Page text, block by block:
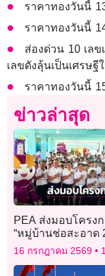
ราคาทองวันนี้
ราคาทองวันนี้
ส่องด่วน 10 เล
เลขดังลุ้นเป็นเศรษฐี
ราคาทองวันนี้
ข่าวล่าสุด
PEA ส่งมอบโครง
“หมู่บ้านช่อสะอาด
รร.บ้านซ่อง จ.เพช
16 กรกฎาคม 2569